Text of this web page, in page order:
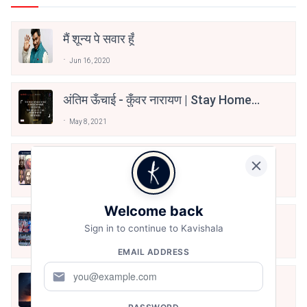
मैं शून्य पे सवार हूँ
Jun 16, 2020
अंतिम ऊँचाई - कुँवर नारायण | Stay Home
May 8, 2021
10 Greatest Hindi Poets Of India
तू भी है राणा का वंशज फेंक जहां तक भाला जाए:
वाहिद अली वाहिद
हिज्र पे ये रात भी
Welcome back
Sign in to continue to Kavishala
EMAIL ADDRESS
mail